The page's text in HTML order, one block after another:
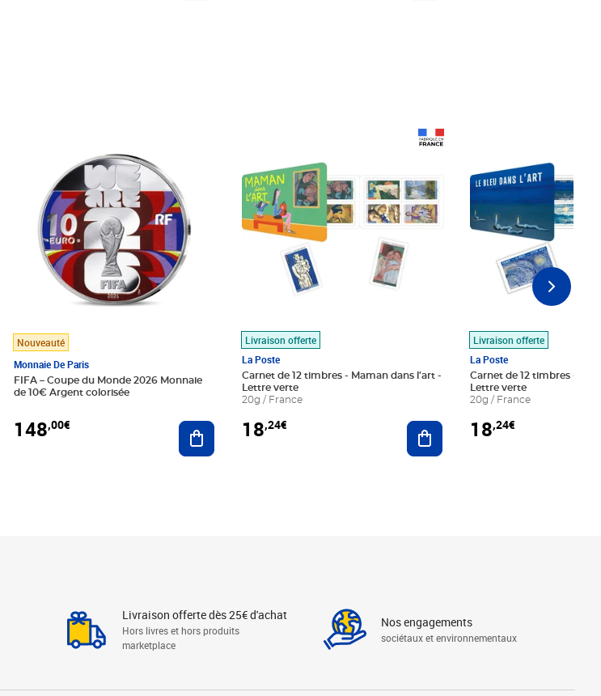
au panier
Nouveauté
Monnaie De Paris
FIFA – Coupe du Monde 2026 Monnaie
de 10€ Argent colorisée
148,00€ Ajouter au panier
Livraison offerte
La Poste
Carnet de 12 timbres - Maman dans l'art -
Lettre verte
20g / France
18,24€ Ajouter au panier
Livraison offerte
La Poste
Carnet de 12 timbres - Le
Lettre verte
20g / France
18,24€
Livraison offerte dès 25€ d'achat
Hors livres et hors produits
marketplace
Nos engagements
sociétaux et environnementaux